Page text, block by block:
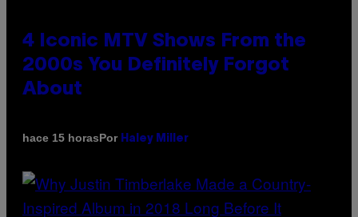
4 Iconic MTV Shows From the
2000s You Definitely Forgot
About
hace 15 horasPor Haley Miller